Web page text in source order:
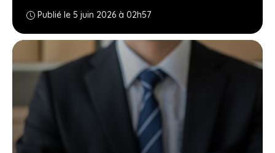
Publié le 5 juin 2026 à 02h57